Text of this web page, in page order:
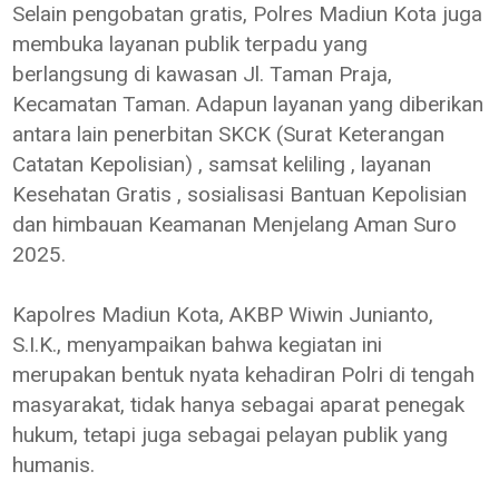
Selain pengobatan gratis, Polres Madiun Kota juga
membuka layanan publik terpadu yang
berlangsung di kawasan Jl. Taman Praja,
Kecamatan Taman. Adapun layanan yang diberikan
antara lain penerbitan SKCK (Surat Keterangan
Catatan Kepolisian) , samsat keliling , layanan
Kesehatan Gratis , sosialisasi Bantuan Kepolisian
dan himbauan Keamanan Menjelang Aman Suro
2025.
Kapolres Madiun Kota, AKBP Wiwin Junianto,
S.I.K., menyampaikan bahwa kegiatan ini
merupakan bentuk nyata kehadiran Polri di tengah
masyarakat, tidak hanya sebagai aparat penegak
hukum, tetapi juga sebagai pelayan publik yang
humanis.